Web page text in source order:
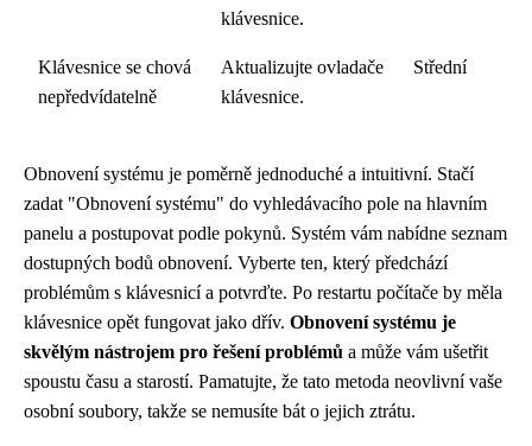
klávesnice.
Klávesnice se chová
nepředvídatelně
Aktualizujte ovladače
klávesnice.
Střední
Obnovení systému je poměrně jednoduché a intuitivní. Stačí
zadat "Obnovení systému" do vyhledávacího pole na hlavním
panelu a postupovat podle pokynů. Systém vám nabídne seznam
dostupných bodů obnovení. Vyberte ten, který předchází
problémům s klávesnicí a potvrďte. Po restartu počítače by měla
klávesnice opět fungovat jako dřív. Obnovení systému je
skvělým nástrojem pro řešení problémů a může vám ušetřit
spoustu času a starostí. Pamatujte, že tato metoda neovlivní vaše
osobní soubory, takže se nemusíte bát o jejich ztrátu.